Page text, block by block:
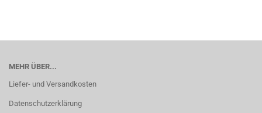
MEHR ÜBER...
Liefer- und Versandkosten
Datenschutzerklärung